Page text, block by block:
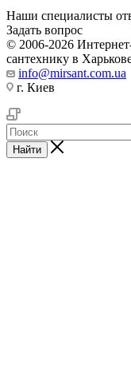
Наши специалисты
Задать вопрос
© 2006-2026
сантехнику в
info@mirsant.com.ua
г. Киев
Найти